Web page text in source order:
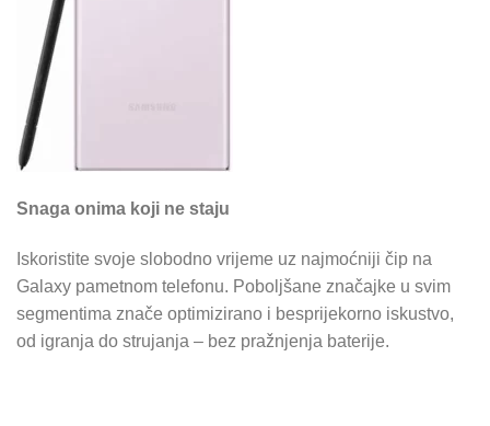
Snaga onima koji ne staju
Iskoristite svoje slobodno vrijeme uz najmoćniji čip na
Galaxy pametnom telefonu. Poboljšane značajke u svim
segmentima znače optimizirano i besprijekorno iskustvo,
od igranja do strujanja – bez pražnjenja baterije.